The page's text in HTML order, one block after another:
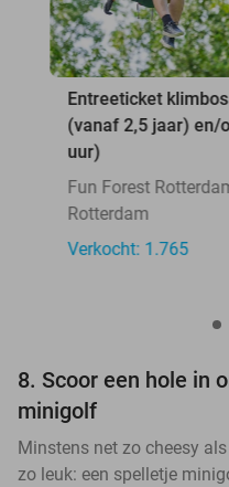
Entreeticket
(vanaf 2,5 jaar) en/
uur)
Fun Forest
Rotterdam
Verkocht: 1.765
8. Scoor een hole in
minigolf
Minstens net zo cheesy
zo leuk: een spelletje